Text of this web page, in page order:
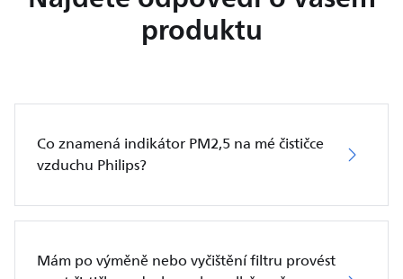
produktu
Co znamená indikátor PM2,5 na mé čističce
vzduchu Philips?
Mám po výměně nebo vyčištění filtru provést